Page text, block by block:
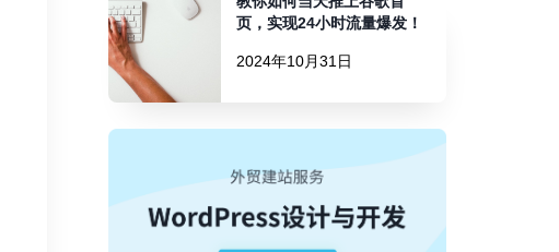
页，实现24小时流量爆发！
2024年10月31日